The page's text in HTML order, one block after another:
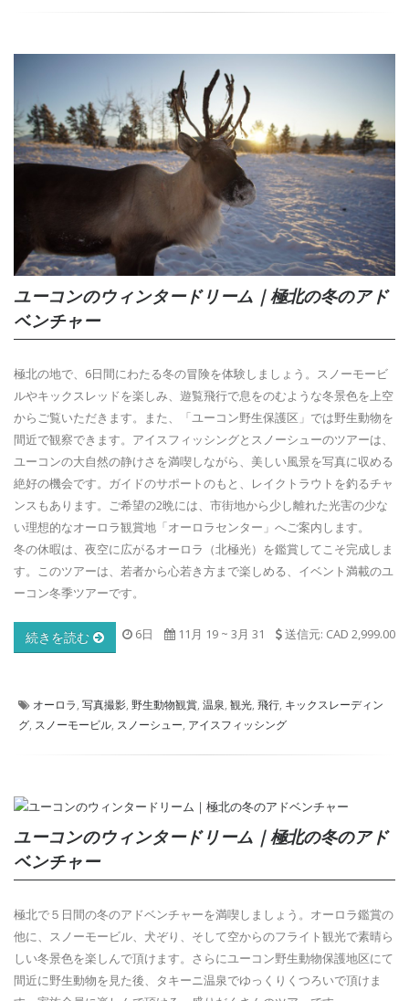
ユーコンのウィンタードリーム｜極北の冬のアド
ベンチャー
極北の地で、6日間にわたる冬の冒険を体験しましょう。スノーモービ
ルやキックスレッドを楽しみ、遊覧飛行で息をのむような冬景色を上空
からご覧いただきます。また、「ユーコン野生保護区」では野生動物を
間近で観察できます。アイスフィッシングとスノーシューのツアーは、
ユーコンの大自然の静けさを満喫しながら、美しい風景を写真に収める
絶好の機会です。ガイドのサポートのもと、レイクトラウトを釣るチャ
ンスもあります。ご希望の2晩には、市街地から少し離れた光害の少な
い理想的なオーロラ観賞地「オーロラセンター」へご案内します。
冬の休暇は、夜空に広がるオーロラ（北極光）を鑑賞してこそ完成しま
す。このツアーは、若者から心若き方まで楽しめる、イベント満載のユ
ーコン冬季ツアーです。
6日 11月 19 ~ 3月 31 送信元: CAD 2,999.00
続きを読む
オーロラ, 写真撮影, 野生動物観賞, 温泉, 観光, 飛行, キックスレーディン
グ, スノーモービル, スノーシュー, アイスフィッシング
ユーコンのウィンタードリーム｜極北の冬のアド
ベンチャー
極北で５日間の冬のアドベンチャーを満喫しましょう。オーロラ鑑賞の
他に、スノーモービル、犬ぞり、そして空からのフライト観光で素晴ら
しい冬景色を楽しんで頂けます。さらにユーコン野生動物保護地区にて
間近に野生動物を見た後、タキーニ温泉でゆっくりくつろいで頂けま